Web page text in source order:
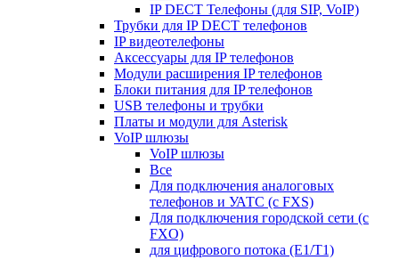
IP DECT Телефоны (для SIP, VoIP)
Трубки для IP DECT телефонов
IP видеотелефоны
Аксессуары для IP телефонов
Модули расширения IP телефонов
Блоки питания для IP телефонов
USB телефоны и трубки
Платы и модули для Asterisk
VoIP шлюзы
VoIP шлюзы
Все
Для подключения аналоговых
телефонов и УАТС (с FXS)
Для подключения городской сети (с
FXO)
для цифрового потока (E1/T1)